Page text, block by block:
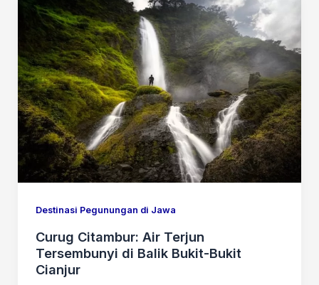
Destinasi Pegunungan di Jawa
Curug Citambur: Air Terjun
Tersembunyi di Balik Bukit-Bukit
Cianjur